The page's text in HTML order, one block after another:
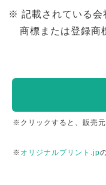
記載されている
商標または登録商
※クリックすると、販売
※ オリジナルプリント.jp